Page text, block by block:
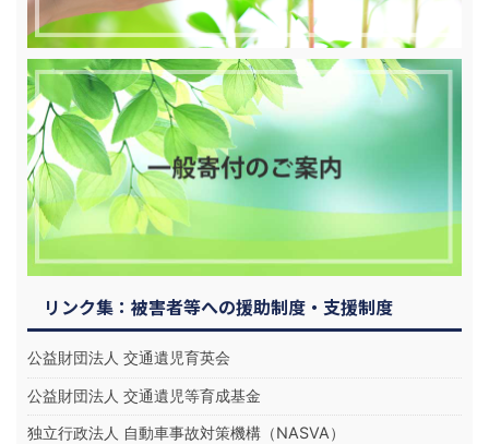
リンク集：被害者等への援助制度・支援制度
公益財団法人 交通遺児育英会
公益財団法人 交通遺児等育成基金
独立行政法人 自動車事故対策機構（NASVA）